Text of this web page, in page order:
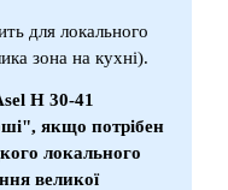
для локального
зона на кухні).
H 30-41
якщо потрібен
локального
великої